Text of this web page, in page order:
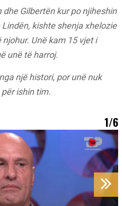
dhe Gilbertën kur po njiheshin
kishte shenja xhelozie
Unë kam 15 vjet i
unë të harroj.
një histori, por unë nuk
ishin tim.
1/6